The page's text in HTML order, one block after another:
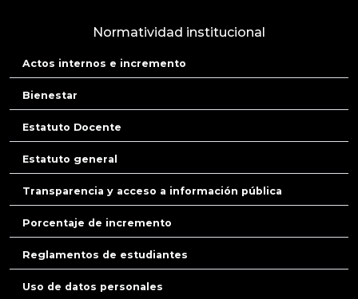
Normatividad institucional
Actos internos e incremento
Bienestar
Estatuto Docente
Estatuto general
Transparencia y acceso a información pública
Porcentaje de incremento
Reglamentos de estudiantes
Uso de datos personales